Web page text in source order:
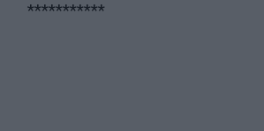
***********